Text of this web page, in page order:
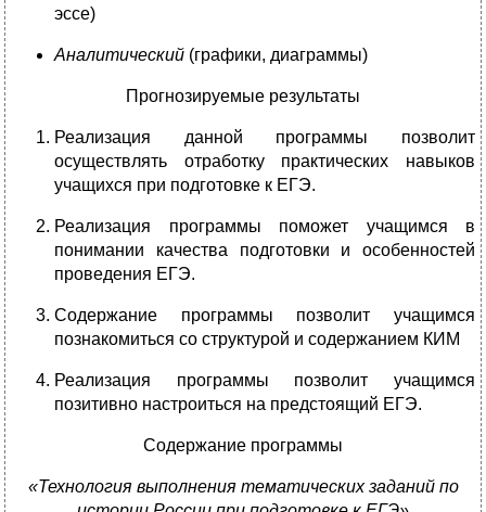
эссе)
Аналитический (графики, диаграммы)
Прогнозируемые результаты
Реализация данной программы позволит
осуществлять отработку практических навыков
учащихся при подготовке к ЕГЭ.
Реализация программы поможет учащимся в
понимании качества подготовки и особенностей
проведения ЕГЭ.
Содержание программы позволит учащимся
познакомиться со структурой и содержанием КИМ
Реализация программы позволит учащимся
позитивно настроиться на предстоящий ЕГЭ.
Содержание программы
«Технология выполнения тематических заданий по